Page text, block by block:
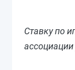
Ставку по